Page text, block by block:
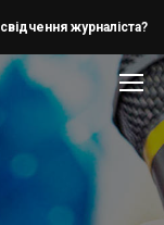
журналіста?